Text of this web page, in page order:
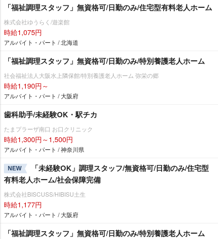
「福祉調理スタッフ」無資格可/日勤のみ/住宅型有料老人ホーム
株式会社ゆうらく/遊楽館
時給1,075円
アルバイト・パート / 北海道
「福祉調理スタッフ」無資格可/日勤のみ/特別養護老人ホーム
社会福祉法人大阪水上隣保館/特別養護老人ホーム 弥栄の郷
時給1,190円～
アルバイト・パート / 大阪府
歯科助手/未経験OK・駅チカ
たまプラーザ南口 お口クリニック
時給1,300円～1,500円
アルバイト・パート / 神奈川県
NEW
「未経験OK」調理スタッフ/無資格可/日勤のみ/住宅型
有料老人ホーム/社会保障完備
株式会社BISCUSS/HIBISU土生
時給1,177円
アルバイト・パート / 大阪府
「福祉調理スタッフ」無資格可/日勤のみ/特別養護老人ホーム